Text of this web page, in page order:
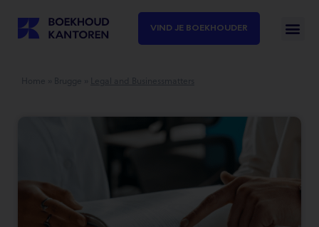
VIND JE BOEKHOUDER